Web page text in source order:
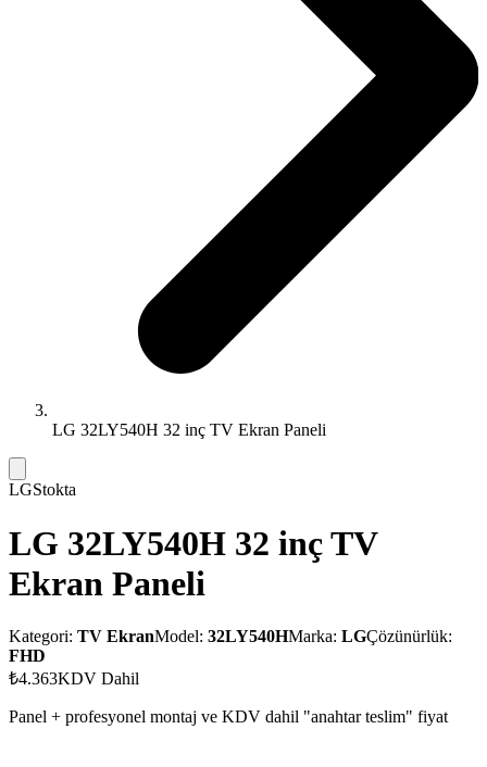
LG 32LY540H 32 inç TV Ekran Paneli
LGStokta
LG 32LY540H 32 inç TV
Ekran Paneli
Kategori: TV EkranModel: 32LY540HMarka: LGÇözünürlük:
FHD
₺4.363KDV Dahil
Panel + profesyonel montaj ve KDV dahil "anahtar teslim" fiyat